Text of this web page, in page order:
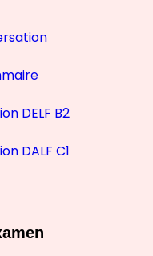
DELF B2
DALF C1